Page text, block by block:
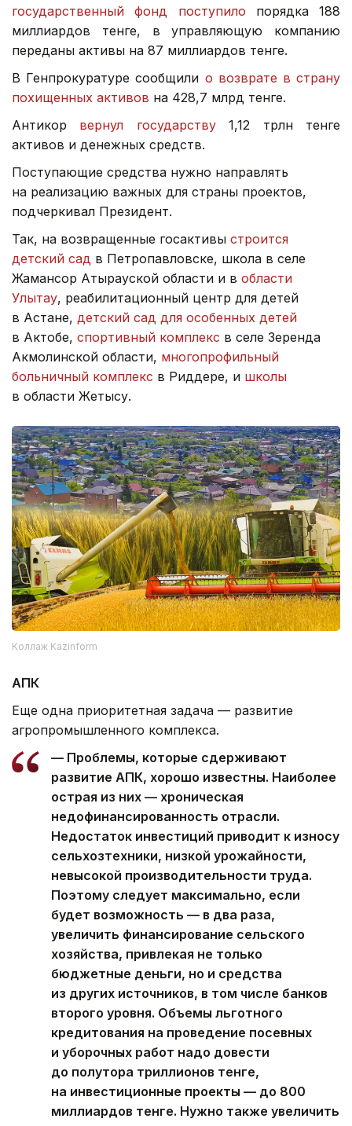
государственный фонд поступило порядка 188
миллиардов тенге, в управляющую компанию
переданы активы на 87 миллиардов тенге.
В Генпрокуратуре сообщили о возврате в страну
похищенных активов на 428,7 млрд тенге.
Антикор вернул государству1,12 трлн тенге
активов и денежных средств.
Поступающие средства нужно направлять
на реализацию важных для страны проектов,
подчеркивал Президент.
Так, на возвращенные госактивы строится
детский сад в Петропавловске, школа в селе
Жамансор Атырауской области и в области
Улытау, реабилитационный центр для детей
в Астане, детский сад для особенных детей
в Актобе, спортивный комплекс в селе Зеренда
Акмолинской области, многопрофильный
больничный комплекс в Риддере, и школы
в области Жетысу.
Коллаж Kazinform
АПК
Еще одна приоритетная задача — развитие
агропромышленного комплекса.
— Проблемы, которые сдерживают
развитие АПК, хорошо известны. Наиболее
острая из них — хроническая
недофинансированность отрасли.
Недостаток инвестиций приводит к износу
сельхозтехники, низкой урожайности,
невысокой производительности труда.
Поэтому следует максимально, если
будет возможность — в два раза,
увеличить финансирование сельского
хозяйства, привлекая не только
бюджетные деньги, но и средства
из других источников, в том числе банков
второго уровня. Объемы льготного
кредитования на проведение посевных
и уборочных работ надо довести
до полутора триллионов тенге,
на инвестиционные проекты — до 800
миллиардов тенге. Нужно также увеличить